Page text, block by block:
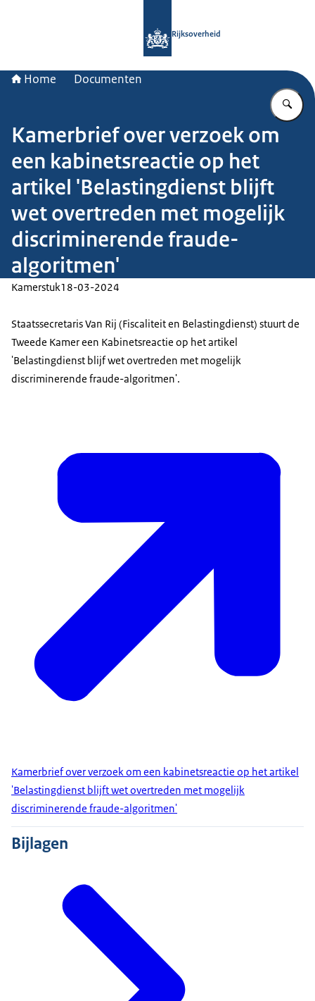
Rijksoverheid
Home Documenten
Kamerbrief over verzoek om
een kabinetsreactie op het
artikel 'Belastingdienst blijft
wet overtreden met mogelijk
discriminerende fraude-
algoritmen'
Kamerstuk18-03-2024
Staatssecretaris Van Rij (Fiscaliteit en Belastingdienst) stuurt de
Tweede Kamer een Kabinetsreactie op het artikel
'Belastingdienst blijf wet overtreden met mogelijk
discriminerende fraude-algoritmen'.
Kamerbrief over verzoek om een kabinetsreactie op het artikel
'Belastingdienst blijft wet overtreden met mogelijk
discriminerende fraude-algoritmen'
Bijlagen